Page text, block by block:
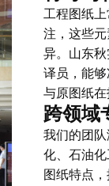
工程图纸
注，这些
异。山东
译员，能
与原图纸在
跨领域
我们的团
化、石油
图纸特点